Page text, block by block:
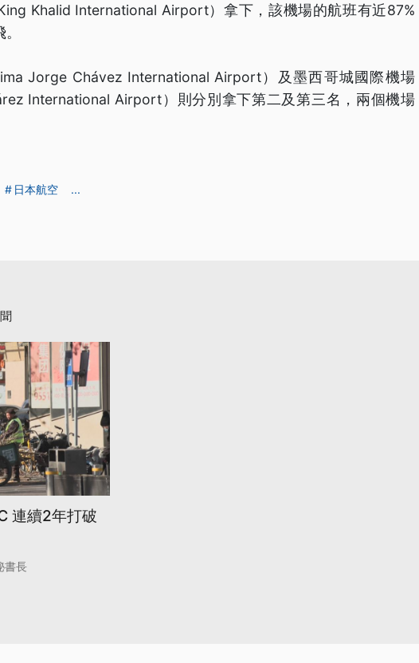
Khalid International Airport）拿下，該機場的航班有近87%
Jorge Chávez International Airport）及墨西哥城國際機場
International Airport）則分別拿下第二及第三名，兩個機場
日本航空 ...
連續2年打破
書長